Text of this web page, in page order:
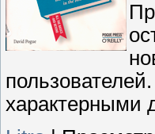
характерными